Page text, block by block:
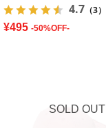
4.7 （3）
¥495 -50%OFF-
SOLD OUT